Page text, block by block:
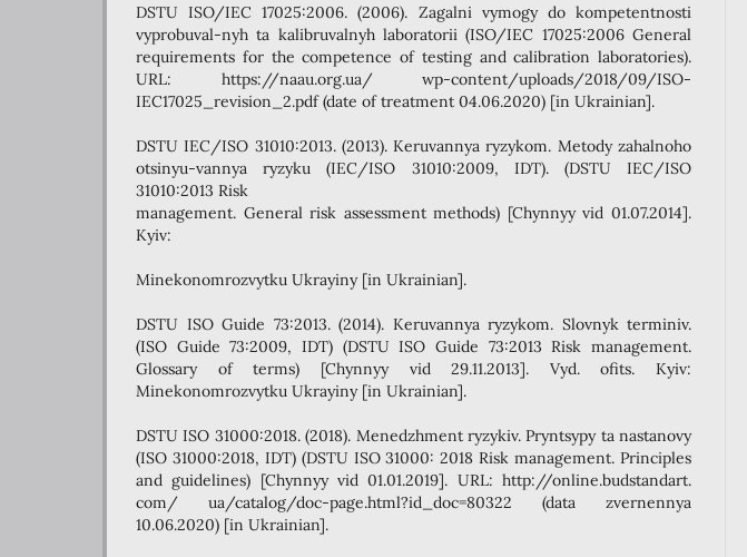
DSTU ISO/IEC 17025:2006. (2006). Zagalni vymogy do kompetentnosti
vyprobuval-nyh ta kalibruvalnyh laboratorii (ISO/IEC 17025:2006 General
requirements for the competence of testing and calibration laboratories).
URL: https://naau.org.ua/ wp-content/uploads/2018/09/ISO-
IEC17025_revision_2.pdf (date of treatment 04.06.2020) [in Ukrainian].
DSTU IEC/ISO 31010:2013. (2013). Keruvannya ryzykom. Metody zahalnoho
otsinyu-vannya ryzyku (IEC/ISO 31010:2009, IDT). (DSTU IEC/ISO
31010:2013 Risk
management. General risk assessment methods) [Chynnyy vid 01.07.2014].
Kyiv:
Minekonomrozvytku Ukrayiny [in Ukrainian].
DSTU ISO Guide 73:2013. (2014). Keruvannya ryzykom. Slovnyk terminiv.
(ISO Guide 73:2009, IDT) (DSTU ISO Guide 73:2013 Risk management.
Glossary of terms) [Chynnyy vid 29.11.2013]. Vyd. ofits. Kyiv:
Minekonomrozvytku Ukrayiny [in Ukrainian].
DSTU ISO 31000:2018. (2018). Menedzhment ryzykiv. Pryntsypy ta nastanovy
(ISO 31000:2018, IDT) (DSTU ISO 31000: 2018 Risk management. Principles
and guidelines) [Chynnyy vid 01.01.2019]. URL: http://online.budstandart.
com/ ua/catalog/doc-page.html?id_doc=80322 (data zvernennya
10.06.2020) [in Ukrainian].